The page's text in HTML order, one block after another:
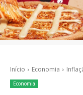
Início Economia
Economia